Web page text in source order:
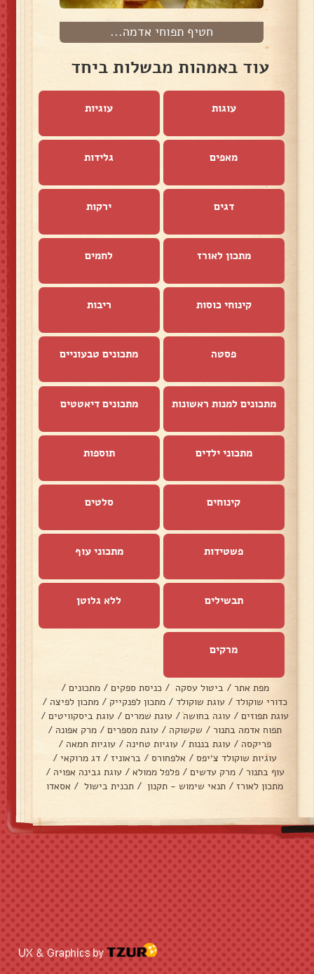
חטיף תפוחי אדמה...
עוד באמהות מבשלות ביחד
עוגות עוגיות
מאפים גלידות
דגים ירקות
מתכון לאורז לחמים
קינוחי כוסות ריבות
פסטה מתכונים טבעוניים
מתכונים למנות ראשונות מתכונים דיאטטים
מתכוני ילדים תוספות
קינוחים סלטים
פשטידות מתכוני עוף
תבשילים ללא גלוטן
מרקים
מפת אתר / ביטול עסקה / כניסת ספקים / מתכונים /
כדורי שוקולד / עוגת שוקולד / מתכון לפנקייק / מתכון לפיצה /
עוגת תפוזים / עוגה בחושה / עוגת שמרים / עוגת ביסקוויטים /
תפוח אדמה בתנור / שקשוקה / עוגת מספרים / מרק אפונה /
פריקסה / עוגת בננות / עוגיות טחינה / עוגיות חמאה /
עוגיות שוקולד צ׳יפס / אלפחורס / בראוניז / דג מרוקאי /
עוף בתנור / מרק עדשים / פלפל ממולא / עוגת גבינה אפויה /
מתכון לאורז / תנאי שימוש - תקנון / תכנית בישול / אסאדו